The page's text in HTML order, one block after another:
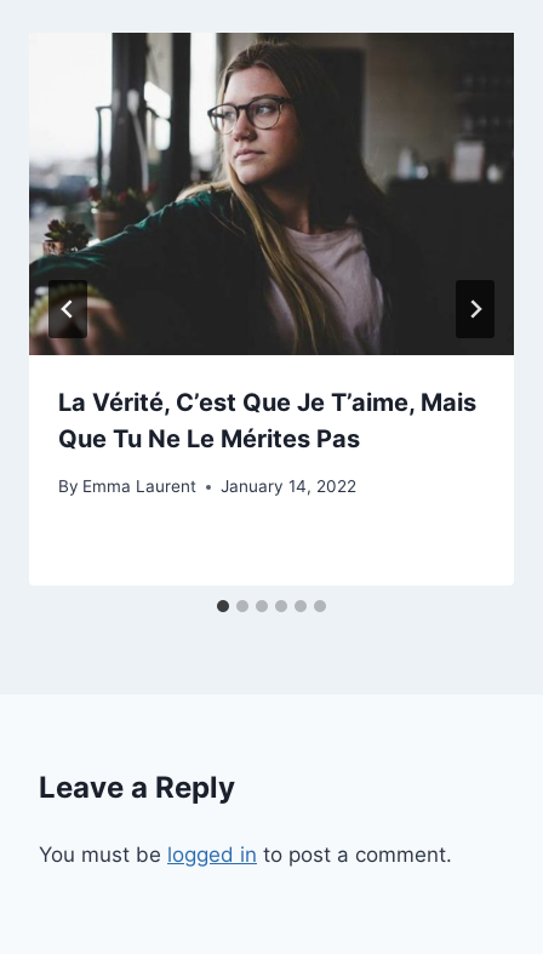
La Vérité, C’est Que Je T’aime, Mais
Que Tu Ne Le Mérites Pas
By Emma Laurent January 14, 2022
Leave a Reply
You must be logged in to post a comment.